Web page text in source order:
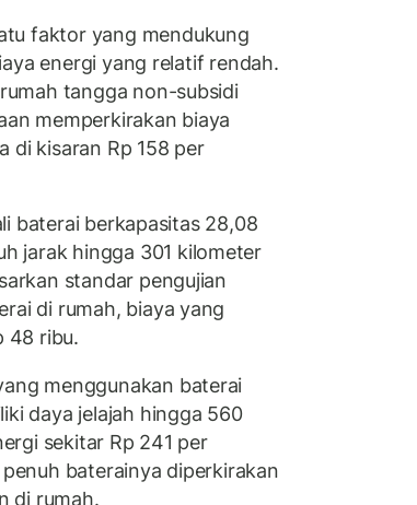
faktor yang mendukung
energi yang relatif rendah.
tangga non-subsidi
memperkirakan biaya
di kisaran Rp 158 per
baterai berkapasitas 28,08
jarak hingga 301 kilometer
standar pengujian
di rumah, biaya yang
48 ribu.
menggunakan baterai
daya jelajah hingga 560
sekitar Rp 241 per
baterainya diperkirakan
di rumah.